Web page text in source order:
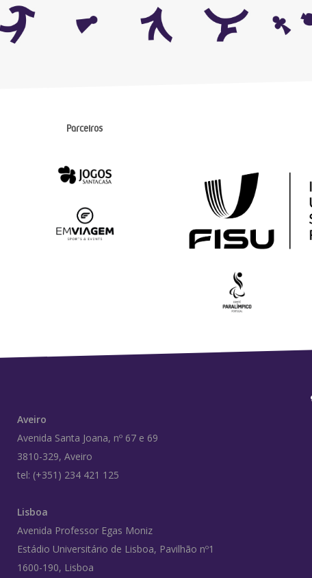
Parceiros
Aveiro
Avenida Santa Joana, nº 67 e 69
3810-329, Aveiro
tel: (+351) 234 421 125
Lisboa
Avenida Professor Egas Moniz
Estádio Universitário de Lisboa, Pavilhão nº1
1600-190, Lisboa